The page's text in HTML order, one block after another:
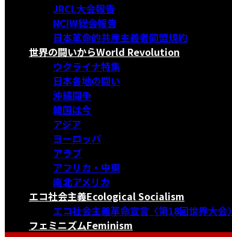
JRCL大会報告
NCIW総会報告
日本革命的共産主義者同盟規約
世界の闘いからWorld Revolution
ウクライナ特集
日本各地の闘い
沖縄闘争
韓国は今
アジア
ヨーロッパ
アラブ
アフリカ・中東
南北アメリカ
エコ社会主義Ecological Socialism
エコ社会主義革命宣言〈第18回世界大会〉
フェミニズムFeminism